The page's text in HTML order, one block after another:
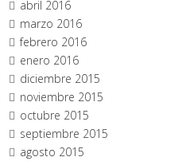
abril 2016
marzo 2016
febrero 2016
enero 2016
diciembre 2015
noviembre 2015
octubre 2015
septiembre 2015
agosto 2015